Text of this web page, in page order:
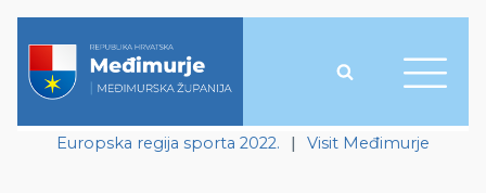
Europska regija sporta 2022. | Visit Međimurje